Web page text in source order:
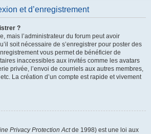
et d’enregistrement
?
mais l’administrateur du forum peut avoir
soit nécessaire de s’enregistrer pour poster des
vous permet de bénéficier de
inaccessibles aux invités comme les avatars
privée, l’envoi de courriels aux autres membres,
La création d’un compte est rapide et vivement
Privacy Protection Actde 1998) est une loi aux